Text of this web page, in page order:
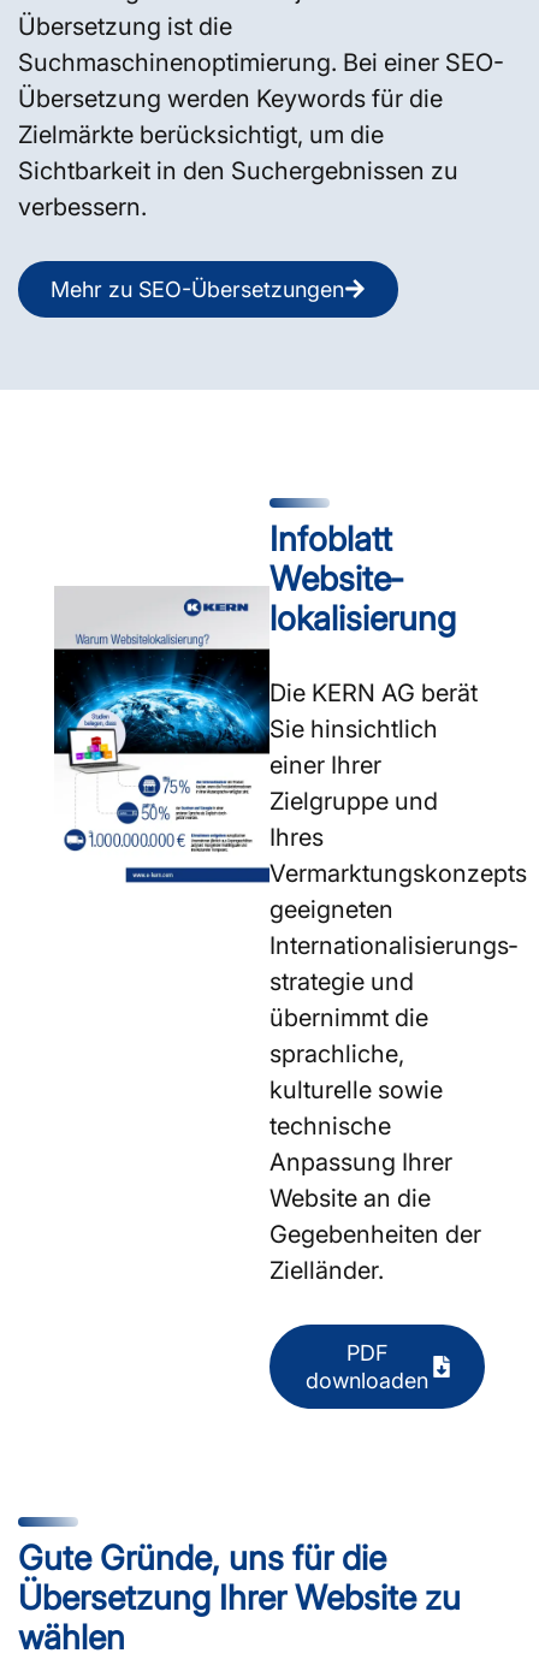
Übersetzung ist die
Suchmaschinenoptimierung. Bei einer SEO-
Übersetzung werden Keywords für die
Zielmärkte berücksichtigt, um die
Sichtbarkeit in den Suchergebnissen zu
verbessern.
Mehr zu SEO-Übersetzungen
Infoblatt
Website­
lokalisierung
Die KERN AG berät
Sie hinsichtlich
einer Ihrer
Zielgruppe und
Ihres
Vermarktungskonzepts
geeigneten
Internationalisierungs­
strategie und
übernimmt die
sprachliche,
kulturelle sowie
technische
Anpassung Ihrer
Website an die
Gegebenheiten der
Zielländer.
PDF
downloaden
Gute Gründe, uns für die
Übersetzung Ihrer Website zu
wählen